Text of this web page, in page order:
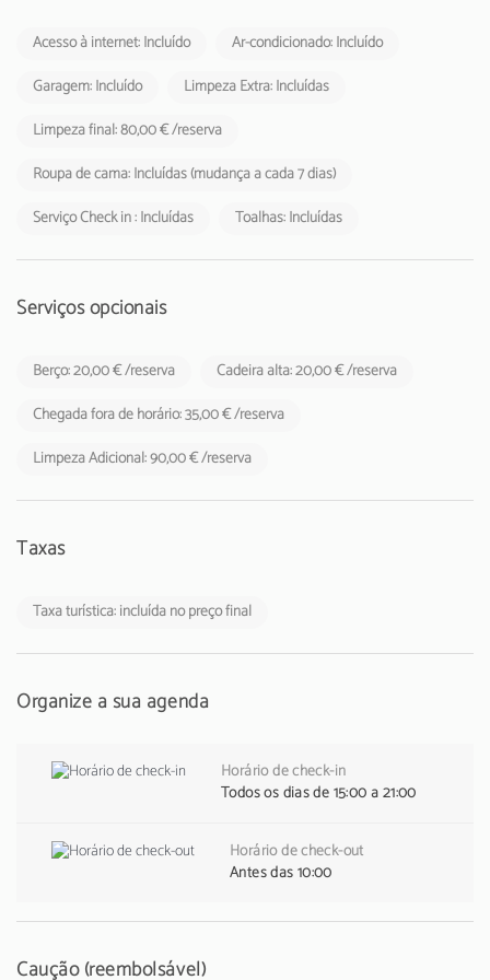
Acesso à internet: Incluído
Ar-condicionado: Incluído
Garagem: Incluído
Limpeza Extra: Incluídas
Limpeza final: 80,00 € /reserva
Roupa de cama: Incluídas (mudança a cada 7 dias)
Serviço Check in : Incluídas
Toalhas: Incluídas
Serviços opcionais
Berço: 20,00 € /reserva
Cadeira alta: 20,00 € /reserva
Chegada fora de horário: 35,00 € /reserva
Limpeza Adicional: 90,00 € /reserva
Taxas
Taxa turística: incluída no preço final
Organize a sua agenda
Horário de check-in
Todos os dias de 15:00 a 21:00
Horário de check-out
Antes das 10:00
Caução (reembolsável)